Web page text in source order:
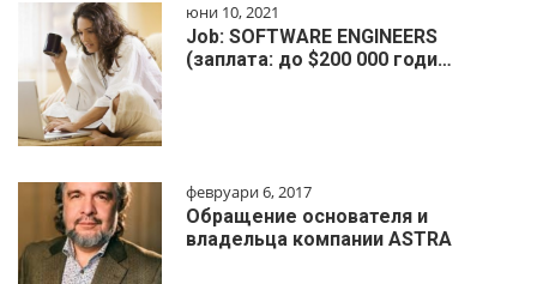
юни 10, 2021
Job: SOFTWARE ENGINEERS
(заплата: до $200 000 годи…
февруари 6, 2017
Обращение основателя и
владельца компании ASTRA